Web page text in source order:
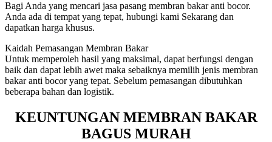
Bagi Anda yang mencari jasa pasang membran bakar anti bocor.
Anda ada di tempat yang tepat, hubungi kami Sekarang dan
dapatkan harga khusus.
Kaidah Pemasangan Membran Bakar
Untuk memperoleh hasil yang maksimal, dapat berfungsi dengan
baik dan dapat lebih awet maka sebaiknya memilih jenis membran
bakar anti bocor yang tepat. Sebelum pemasangan dibutuhkan
beberapa bahan dan logistik.
KEUNTUNGAN MEMBRAN BAKAR
BAGUS MURAH